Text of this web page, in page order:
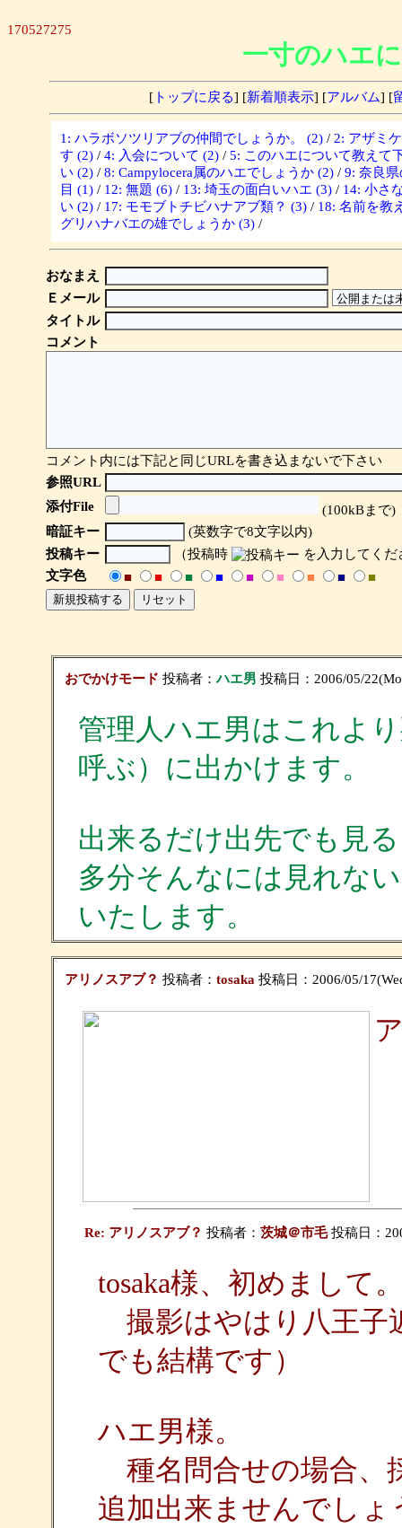
170527275
一寸のハエ
[ トップに戻る] [新着順表示] [アルバム] [
1: ハラボソツリアブの仲間でしょうか。 (2) / 2: アザミ
す (2) / 4: 入会について (2) / 5: このハエについて教えて
い (2) / 8: Campylocera属のハエでしょうか (2) / 9: 奈良
目 (1) / 12: 無題 (6) / 13: 埼玉の面白いハエ (3) / 14: 小さ
い (2) / 17: モモブトチビハナアブ類？ (3) / 18: 名前を教
グリハナバエの雄でしょうか (3) /
おなまえ
Ｅメール
タイトル
コメント
コメント内には下記と同じURLを書き込まないで下さい
参照URL
添付File
(100kBまで)
暗証キー
(英数字で8文字以内)
投稿キー
（投稿時
を入力してくだ
文字色
■ ■ ■ ■ ■ ■ ■ ■ ■
おでかけモード 投稿者：ハエ男 投稿日：2006/05/
管理人ハエ男はこれよ
呼ぶ）に出かけます。
出来るだけ出先でも見
多分そんなには見れな
いたします。
アリノスアブ？ 投稿者： tosaka 投稿日：2006/05/
Re: アリノスアブ？ 投稿者： 茨城＠市毛投稿日：
tosaka様、初めまして
撮影はやはり八王子
でも結構です）
ハエ男様。
種名問合せの場合、
追加出来ませんでし